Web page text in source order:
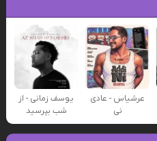
عرشیاس - عادی
نی
یوسف زمانی - از
شب بپرسید